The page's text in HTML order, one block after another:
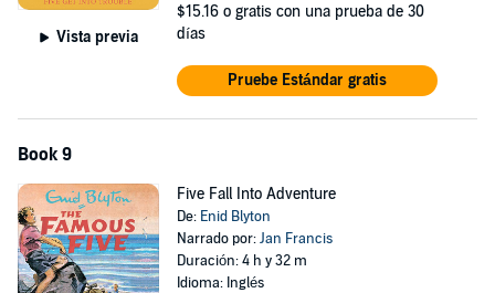
Vista previa
$15.16 o gratis con una prueba de 30
días
Pruebe Estándar gratis
Book 9
Five Fall Into Adventure
De: Enid Blyton
Narrado por:Jan Francis
Duración: 4 h y 32 m
Idioma: Inglés